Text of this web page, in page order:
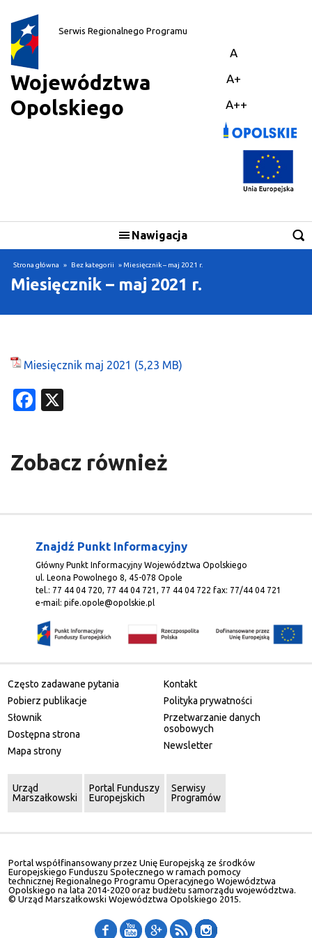
Serwis Regionalnego Programu
Województwa
Opolskiego
A
A+
A++
Nawigacja
Skorzystaj
Realizuję projekt
Strona główna » Bez kategorii » Miesięcznik – maj 2021 r.
Miesięcznik – maj 2021 r.
Miesięcznik maj 2021
Facebook
Zobacz również
Znajdź Punkt Informacyjny
Główny Punkt Informacyjny Województwa Opolskiego
ul. Leona Powolnego 8, 45-078 Opole
tel.: 77 44 04 720, 77 44 04 721, 77 44 04 722 fax: 77/44 04 721
e-mail:pife.opole@opolskie.pl
Często zadawane pytania
Pobierz publikacje
Słownik
Dostępna strona
Mapa strony
Kontakt
Polityka prywatności
Przetwarzanie danych
osobowych
Newsletter
Urząd
Marszałkowski
Portal Funduszy
Europejskich
Serwisy
Programów
Portal współfinansowany przez Unię Europejską ze środków
Europejskiego Funduszu Społecznego w ramach pomocy
technicznej Regionalnego Programu Operacyjnego Województwa
Opolskiego na lata 2014-2020 oraz budżetu samorządu województwa.
© Urząd Marszałkowski Województwa Opolskiego 2015.